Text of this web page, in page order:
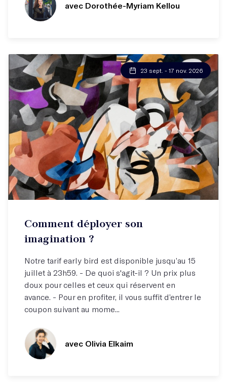
avec Dorothée-Myriam Kellou
Élargissez votre horizon !
23 sept. - 17 nov. 2026
Comment déployer son
imagination ?
Notre tarif early bird est disponible jusqu’au 15
juillet à 23h59. - De quoi s'agit-il ? Un prix plus
doux pour celles et ceux qui réservent en
avance. - Pour en profiter, il vous suffit d’entrer le
coupon suivant au mome...
avec Olivia Elkaim